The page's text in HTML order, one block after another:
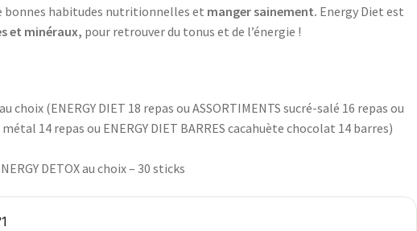
bonnes habitudes nutritionnelles et manger sainement. Energy Diet est
et minéraux, pour retrouver du tonus et de l’énergie !
choix (ENERGY DIET 18 repas ou ASSORTIMENTS sucré-salé 16 repas ou
métal 14 repas ou ENERGY DIET BARRES cacahuète chocolat 14 barres)
DETOX au choix – 30 sticks